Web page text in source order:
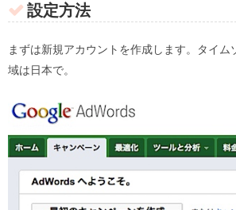
設定方法
まずは新規アカウントを作成します。タイ
域は日本で。